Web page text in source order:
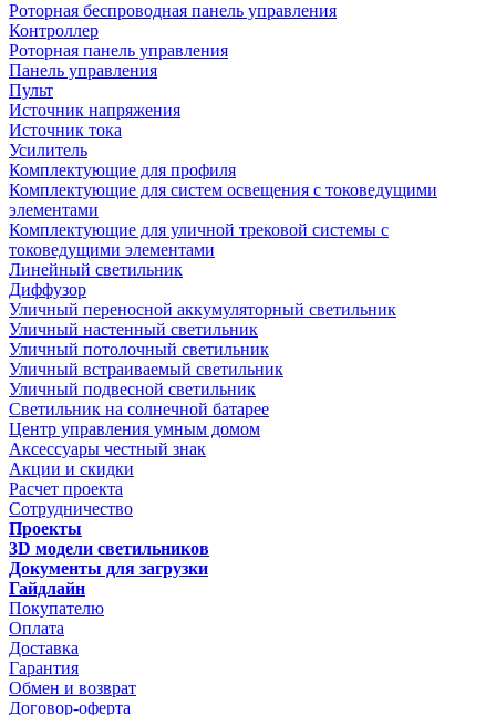
Роторная беспроводная панель управления
Контроллер
Роторная панель управления
Панель управления
Пульт
Источник напряжения
Источник тока
Усилитель
Комплектующие для профиля
Комплектующие для систем освещения с токоведущими
элементами
Комплектующие для уличной трековой системы с
токоведущими элементами
Линейный светильник
Диффузор
Уличный переносной аккумуляторный светильник
Уличный настенный светильник
Уличный потолочный светильник
Уличный встраиваемый светильник
Уличный подвесной светильник
Светильник на солнечной батарее
Центр управления умным домом
Аксессуары честный знак
Акции и скидки
Расчет проекта
Сотрудничество
Проекты
3D модели светильников
Документы для загрузки
Гайдлайн
Покупателю
Оплата
Доставка
Гарантия
Обмен и возврат
Договор-оферта